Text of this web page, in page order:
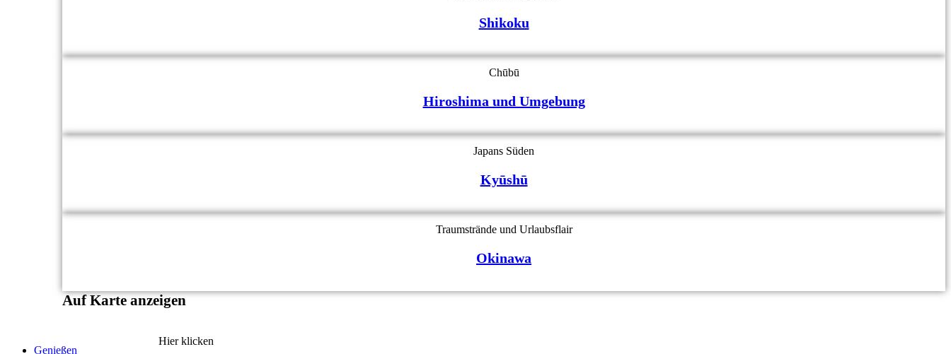
Shikoku
Chūbū
Hiroshima und Umgebung
Japans Süden
Kyūshū
Traumstrände und Urlaubsflair
Okinawa
Auf Karte anzeigen
Hier klicken
Genießen